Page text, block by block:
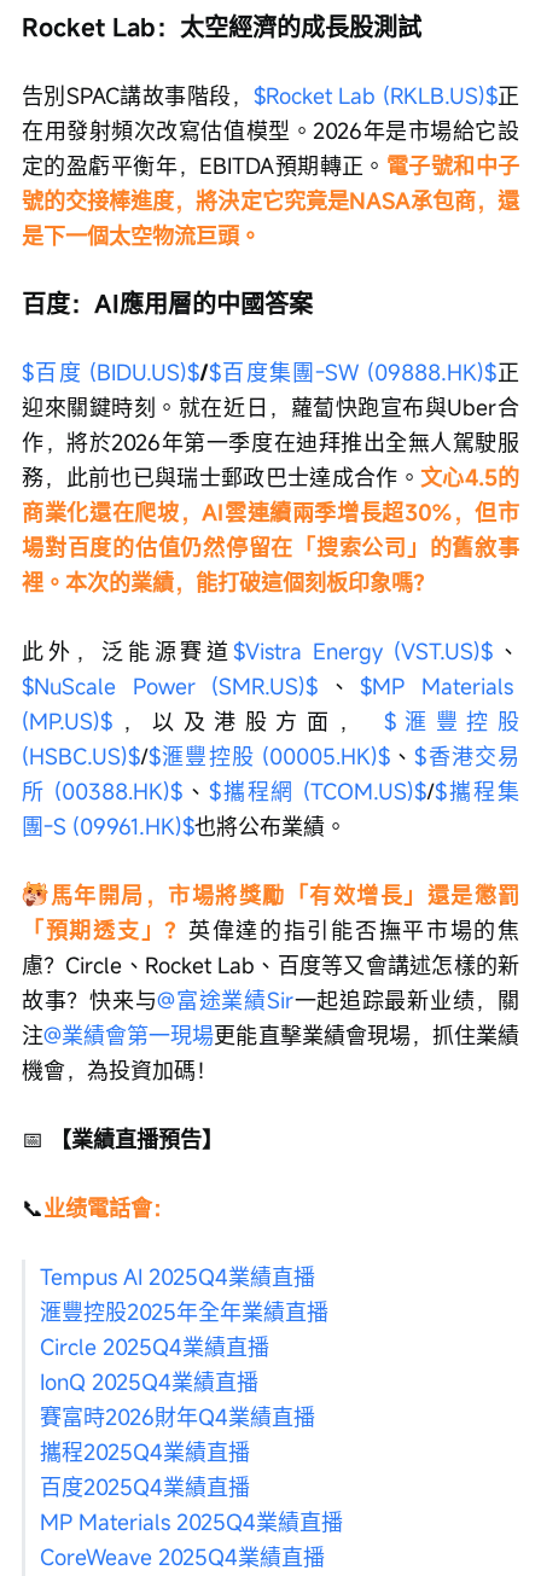
Rocket Lab：太空經濟的成長股測試
告別SPAC講故事階段， $Rocket Lab (RKLB.US)$正
在用發射頻次改寫估值模型。2026年是市場給它設
定的盈虧平衡年，EBITDA預期轉正。 電子號和中子
號的交接棒進度，將決定它究竟是NASA承包商，還
是下一個太空物流巨頭。
百度：AI應用層的中國答案
$百度 (BIDU.US)$/$百度集團-SW (09888.HK)$正
迎來關鍵時刻。就在近日，蘿蔔快跑宣布與Uber合
作，將於2026年第一季度在迪拜推出全無人駕駛服
務，此前也已與瑞士郵政巴士達成合作。 文心4.5的
商業化還在爬坡，AI雲連續兩季增長超30%，但市
場對百度的估值仍然停留在「搜索公司」的舊敘事
裡。本次的業績，能打破這個刻板印象嗎？
此外，泛能源賽道$Vistra Energy (VST.US)$ 、
$NuScale Power (SMR.US)$ 、$MP Materials
(MP.US)$ ，以及港股方面， $滙豐控股
(HSBC.US)$/$滙豐控股 (00005.HK)$ 、$香港交易
所 (00388.HK)$、 $攜程網 (TCOM.US)$/$攜程集
團-S (09961.HK)$也將公布業績。
馬年開局，市場將獎勵「有效增長」還是懲罰
「預期透支」？ 英偉達的指引能否撫平市場的焦
慮？Circle、Rocket Lab、百度等又會講述怎樣的新
故事？快来与@富途業績Sir一起追踪最新业绩，關
注@業績會第一現場更能直擊業績會現場，抓住業績
機會，為投資加碼！
📅 【業績直播預告】
📞业绩電話會：
Tempus AI 2025Q4業績直播
滙豐控股2025年全年業績直播
Circle 2025Q4業績直播
IonQ 2025Q4業績直播
賽富時2026財年Q4業績直播
攜程2025Q4業績直播
百度2025Q4業績直播
MP Materials 2025Q4業績直播
CoreWeave 2025Q4業績直播